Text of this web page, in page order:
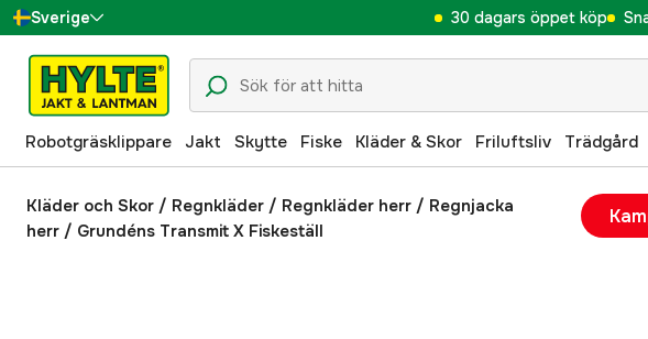
Sverige
Danmark
Suomi
Norge
Deutschland
30 dagars öppet köp
Robotgräsklippare Jakt Skytte Fiske Kläder & Skor Friluftsliv Trädgård
Kläder och Skor / Regnkläder / Regnkläder herr / Regnjacka
herr / Grundéns Transmit X Fiskeställ